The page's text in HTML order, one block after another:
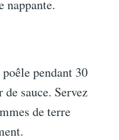
nappante.
pendant 30
de sauce. Servez
de terre